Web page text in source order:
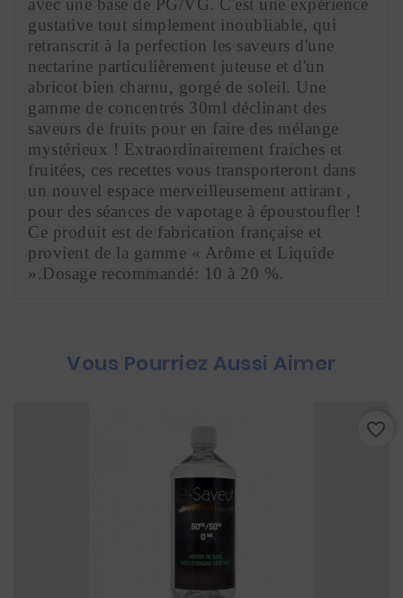
avec une base de PG/VG. C'est une expérience
gustative tout simplement inoubliable, qui
retranscrit à la perfection les saveurs d'une
nectarine particulièrement juteuse et d'un
abricot bien charnu, gorgé de soleil. Une
gamme de concentrés 30ml déclinant des
saveurs de fruits pour en faire des mélange
mystérieux ! Extraordinairement fraiches et
fruitées, ces recettes vous transporteront dans
un nouvel espace merveilleusement attirant ,
pour des séances de vapotage à époustoufler !
Ce produit est de fabrication française et
provient de la gamme « Arôme et Liquide
».Dosage recommandé: 10 à 20 %.
Vous Pourriez Aussi Aimer
favorite_border